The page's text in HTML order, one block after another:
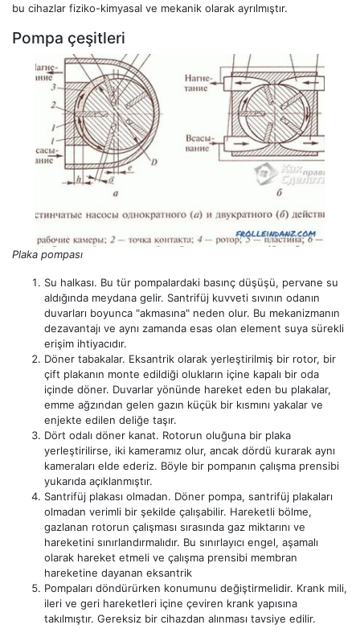
bu cihazlar fiziko-kimyasal ve mekanik olarak ayrılmıştır.
Pompa çeşitleri
Plaka pompası
Su halkası. Bu tür pompalardaki basınç düşüşü, pervane su
aldığında meydana gelir. Santrifüj kuvveti sıvının odanın
duvarları boyunca "akmasına" neden olur. Bu mekanizmanın
dezavantajı ve aynı zamanda esas olan element suya sürekli
erişim ihtiyacıdır.
Döner tabakalar. Eksantrik olarak yerleştirilmiş bir rotor, bir
çift plakanın monte edildiği olukların içine kapalı bir oda
içinde döner. Duvarlar yönünde hareket eden bu plakalar,
emme ağzından gelen gazın küçük bir kısmını yakalar ve
enjekte edilen deliğe taşır.
Dört odalı döner kanat. Rotorun oluğuna bir plaka
yerleştirilirse, iki kameramız olur, ancak dördü kurarak aynı
kameraları elde ederiz. Böyle bir pompanın çalışma prensibi
yukarıda açıklanmıştır.
Santrifüj plakası olmadan. Döner pompa, santrifüj plakaları
olmadan verimli bir şekilde çalışabilir. Hareketli bölme,
gazlanan rotorun çalışması sırasında gaz miktarını ve
hareketini sınırlandırmalıdır. Bu sınırlayıcı engel, aşamalı
olarak hareket etmeli ve çalışma prensibi membran
hareketine dayanan eksantrik
Pompaları döndürürken konumunu değiştirmelidir. Krank mili,
ileri ve geri hareketleri içine çeviren krank yapısına
takılmıştır. Gereksiz bir cihazdan alınması tavsiye edilir.